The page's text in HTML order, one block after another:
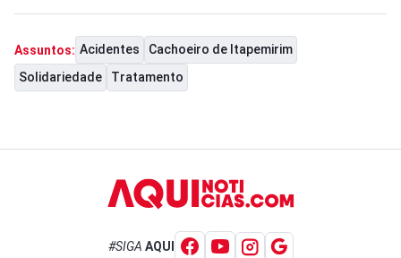
Assuntos: Acidentes
Cachoeiro de Itapemirim
Solidariedade
Tratamento
#SIGA AQUI